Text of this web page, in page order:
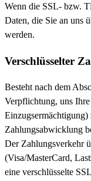
Wenn die SSL- bzw.
Daten, die Sie an uns
werden.
Verschlüsselter
Besteht nach dem
Verpflichtung, uns
Zahlungsabwicklung
Der Zahlungsverkehr
(Visa/MasterCard,
eine verschlüsselte